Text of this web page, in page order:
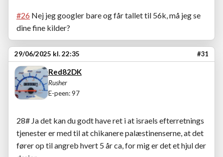
#26 Nej jeg googler bare og får tallet til 56k, må jeg se
dine fine kilder?
29/06/2025 kl. 22:35 #31
Red82DK
Rusher
E-peen: 97
28# Ja det kan du godt have ret i at israels efterretnings
tjenester er med til at chikanere palæstinenserne, at det
fører op til angreb hvert 5 år ca, for mig er det et hjul der